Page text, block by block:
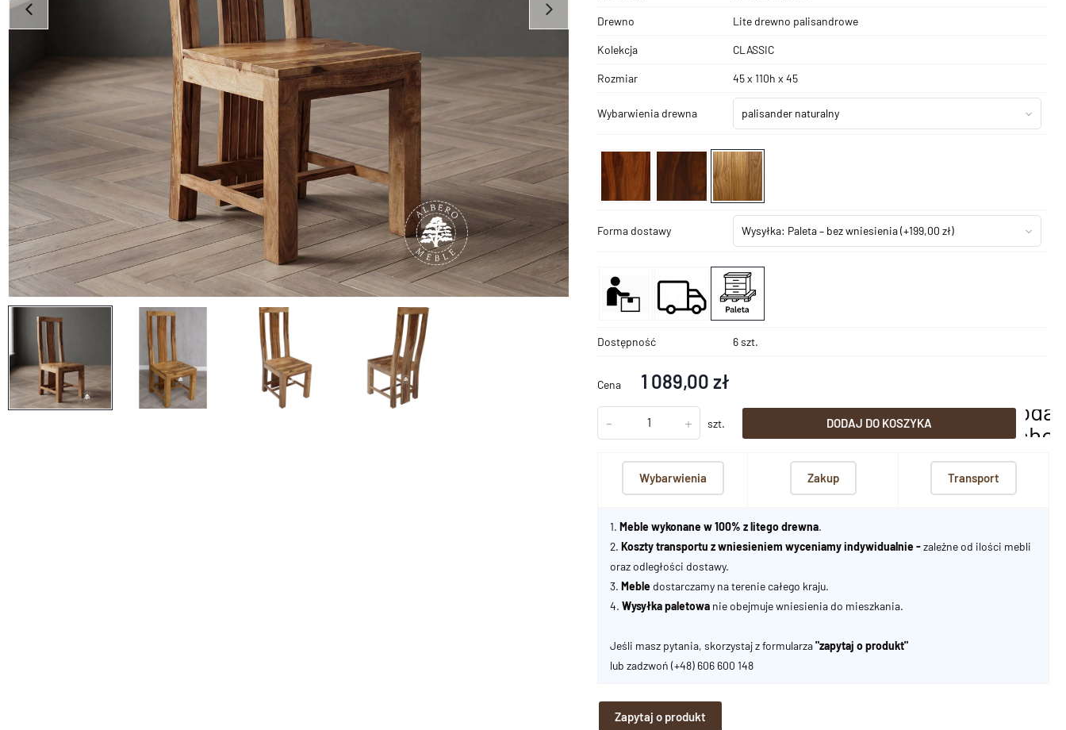
Drewno Lite drewno palisandrowe
Kolekcja CLASSIC
Rozmiar 45 x 110h x 45
Wybarwienia drewna palisander naturalny
Forma dostawy Wysyłka: Paleta – bez wniesienia(+199,00 zł)
Dostępność 6 szt.
Cena 1 089,00 zł
- + szt. DODAJ DO KOSZYKA
dodaj
Wybarwienia Zakup Transport
1.Meble wykonane w 100% z litego drewna.
2.Koszty transportu z wniesieniem wyceniamy indywidualnie -zależne od ilości mebli
oraz odległości dostawy.
3.Meble dostarczamy na terenie całego kraju.
4.Wysyłka paletowa nie obejmuje wniesienia do mieszkania.
Jeśli masz pytania, skorzystaj z formularza"zapytaj o produkt"
lub zadzwoń(+48) 606 600 148
Zapytaj o produkt